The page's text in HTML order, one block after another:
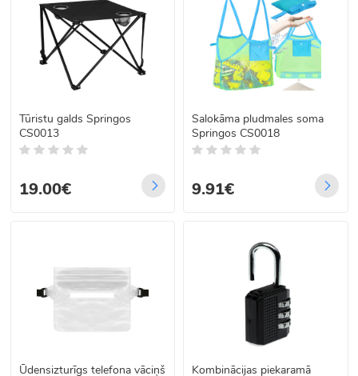
Tūristu galds Springos
CS0013
19.00€
Salokāma pludmales soma
Springos CS0018
9.91€
Ūdensizturīgs telefona vāciņš Kombinācijas piekaramā